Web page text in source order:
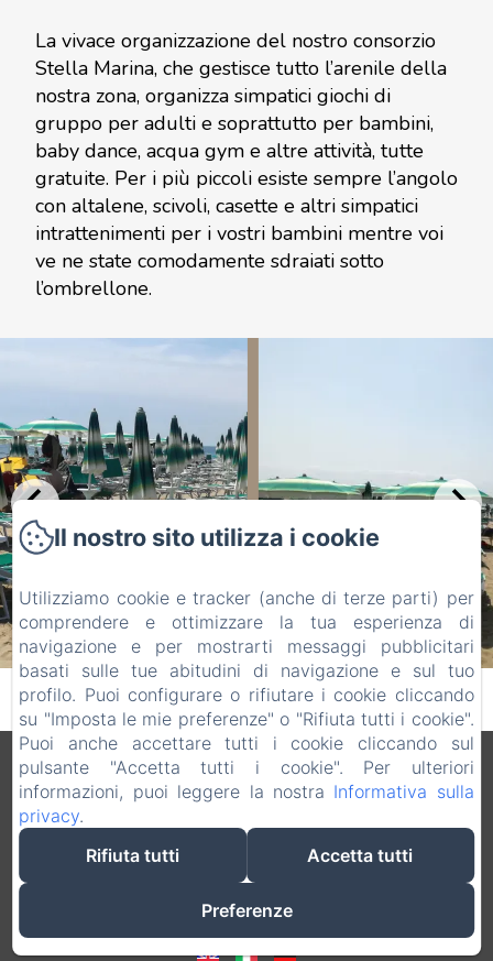
La vivace organizzazione del nostro consorzio
Stella Marina, che gestisce tutto l’arenile della
nostra zona, organizza simpatici giochi di
gruppo per adulti e soprattutto per bambini,
baby dance, acqua gym e altre attività, tutte
gratuite. Per i più piccoli esiste sempre l’angolo
con altalene, scivoli, casette e altri simpatici
intrattenimenti per i vostri bambini mentre voi
ve ne state comodamente sdraiati sotto
l’ombrellone.
Informazioni legali
VERDI SRL - Via G. Verdi 20, Jesolo (VE), 30016, Italia
info@hotelverdijesolo.com
Il nostro sito utilizza i cookie
Utilizziamo cookie e tracker (anche di terze parti) per
comprendere e ottimizzare la tua esperienza di
navigazione e per mostrarti messaggi pubblicitari
basati sulle tue abitudini di navigazione e sul tuo
profilo. Puoi configurare o rifiutare i cookie cliccando
su "Imposta le mie preferenze" o "Rifiuta tutti i cookie".
Puoi anche accettare tutti i cookie cliccando sul
pulsante "Accetta tutti i cookie". Per ulteriori
informazioni, puoi leggere la nostra Informativa sulla
privacy.
Rifiuta tutti
Accetta tutti
Preferenze